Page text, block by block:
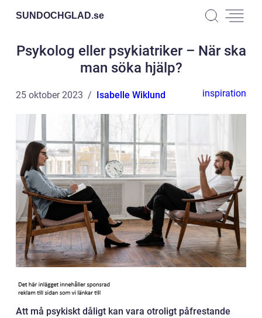
SUNDOCHGLAD.se
Psykolog eller psykiatriker – När ska
man söka hjälp?
25 oktober 2023 Isabelle Wiklund inspiration
Att må psykiskt dåligt kan vara otroligt påfrestande